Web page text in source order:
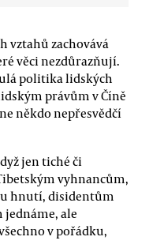
vztahů zachovává
věci nezdůrazňují.
politika lidských
právům v Číně
někdo nepřesvědčí
jen tiché či
vyhnancům,
hnutí, disidentům
jednáme, ale
v pořádku,